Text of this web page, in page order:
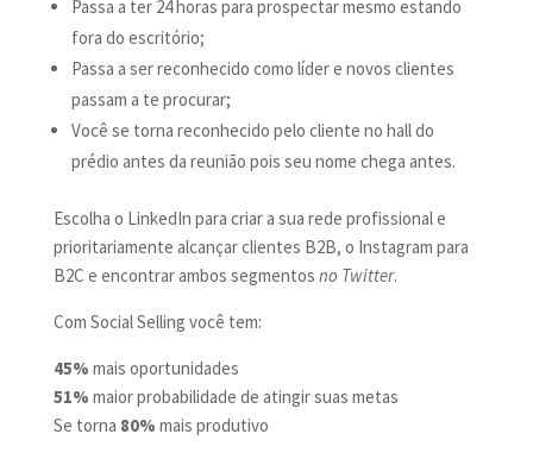
Passa a ter 24 horas para prospectar mesmo estando
fora do escritório;
Passa a ser reconhecido como líder e novos clientes
passam a te procurar;
Você se torna reconhecido pelo cliente no hall do
prédio antes da reunião pois seu nome chega antes.
Escolha o LinkedIn para criar a sua rede profissional e
prioritariamente alcançar clientes B2B, o Instagram para
B2C e encontrar ambos segmentos no Twitter.
Com Social Selling você tem:
45% mais oportunidades
51% maior probabilidade de atingir suas metas
Se torna 80% mais produtivo